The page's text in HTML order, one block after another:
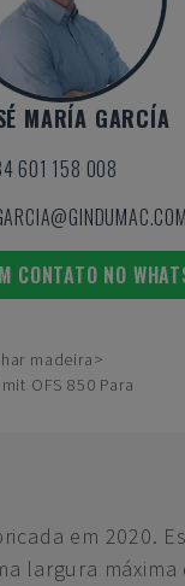
MARÍA GARCÍA
601 158 008
CONTATO NO
madeira
OFS 850 Para
em 2020.
largura